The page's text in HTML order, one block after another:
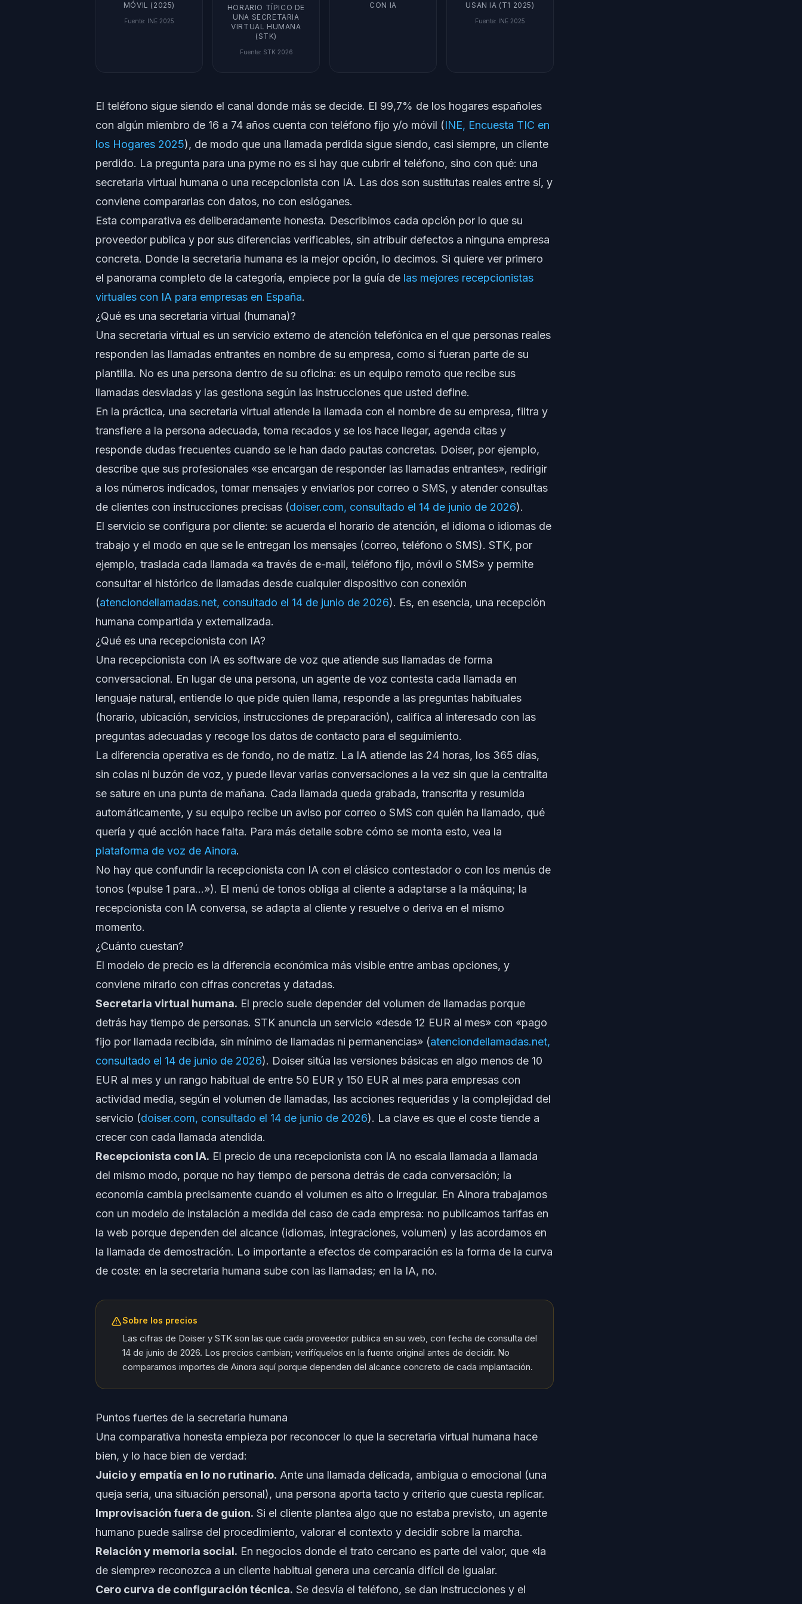
MÓVIL (2025)
Fuente: INE 2025
HORARIO TÍPICO DE
UNA SECRETARIA
VIRTUAL HUMANA
(STK)
Fuente: STK 2026
CON IA USAN IA (T1 2025)
Fuente: INE 2025
El teléfono sigue siendo el canal donde más se decide. El 99,7% de los hogares españoles
con algún miembro de 16 a 74 años cuenta con teléfono fijo y/o móvil (INE, Encuesta TIC en
los Hogares 2025), de modo que una llamada perdida sigue siendo, casi siempre, un cliente
perdido. La pregunta para una pyme no es si hay que cubrir el teléfono, sino con qué: una
secretaria virtual humana o una recepcionista con IA. Las dos son sustitutas reales entre sí, y
conviene compararlas con datos, no con eslóganes.
Esta comparativa es deliberadamente honesta. Describimos cada opción por lo que su
proveedor publica y por sus diferencias verificables, sin atribuir defectos a ninguna empresa
concreta. Donde la secretaria humana es la mejor opción, lo decimos. Si quiere ver primero
el panorama completo de la categoría, empiece por la guía de las mejores recepcionistas
virtuales con IA para empresas en España.
¿Qué es una secretaria virtual (humana)?
Una secretaria virtual es un servicio externo de atención telefónica en el que personas reales
responden las llamadas entrantes en nombre de su empresa, como si fueran parte de su
plantilla. No es una persona dentro de su oficina: es un equipo remoto que recibe sus
llamadas desviadas y las gestiona según las instrucciones que usted define.
En la práctica, una secretaria virtual atiende la llamada con el nombre de su empresa, filtra y
transfiere a la persona adecuada, toma recados y se los hace llegar, agenda citas y
responde dudas frecuentes cuando se le han dado pautas concretas. Doiser, por ejemplo,
describe que sus profesionales «se encargan de responder las llamadas entrantes», redirigir
a los números indicados, tomar mensajes y enviarlos por correo o SMS, y atender consultas
de clientes con instrucciones precisas (doiser.com, consultado el 14 de junio de 2026).
El servicio se configura por cliente: se acuerda el horario de atención, el idioma o idiomas de
trabajo y el modo en que se le entregan los mensajes (correo, teléfono o SMS). STK, por
ejemplo, traslada cada llamada «a través de e-mail, teléfono fijo, móvil o SMS» y permite
consultar el histórico de llamadas desde cualquier dispositivo con conexión
(atenciondellamadas.net, consultado el 14 de junio de 2026). Es, en esencia, una recepción
humana compartida y externalizada.
¿Qué es una recepcionista con IA?
Una recepcionista con IA es software de voz que atiende sus llamadas de forma
conversacional. En lugar de una persona, un agente de voz contesta cada llamada en
lenguaje natural, entiende lo que pide quien llama, responde a las preguntas habituales
(horario, ubicación, servicios, instrucciones de preparación), califica al interesado con las
preguntas adecuadas y recoge los datos de contacto para el seguimiento.
La diferencia operativa es de fondo, no de matiz. La IA atiende las 24 horas, los 365 días,
sin colas ni buzón de voz, y puede llevar varias conversaciones a la vez sin que la centralita
se sature en una punta de mañana. Cada llamada queda grabada, transcrita y resumida
automáticamente, y su equipo recibe un aviso por correo o SMS con quién ha llamado, qué
quería y qué acción hace falta. Para más detalle sobre cómo se monta esto, vea la
plataforma de voz de Ainora.
No hay que confundir la recepcionista con IA con el clásico contestador o con los menús de
tonos («pulse 1 para...»). El menú de tonos obliga al cliente a adaptarse a la máquina; la
recepcionista con IA conversa, se adapta al cliente y resuelve o deriva en el mismo
momento.
¿Cuánto cuestan?
El modelo de precio es la diferencia económica más visible entre ambas opciones, y
conviene mirarlo con cifras concretas y datadas.
Secretaria virtual humana. El precio suele depender del volumen de llamadas porque
detrás hay tiempo de personas. STK anuncia un servicio «desde 12 EUR al mes» con «pago
fijo por llamada recibida, sin mínimo de llamadas ni permanencias» (atenciondellamadas.net,
consultado el 14 de junio de 2026). Doiser sitúa las versiones básicas en algo menos de 10
EUR al mes y un rango habitual de entre 50 EUR y 150 EUR al mes para empresas con
actividad media, según el volumen de llamadas, las acciones requeridas y la complejidad del
servicio (doiser.com, consultado el 14 de junio de 2026). La clave es que el coste tiende a
crecer con cada llamada atendida.
Recepcionista con IA. El precio de una recepcionista con IA no escala llamada a llamada
del mismo modo, porque no hay tiempo de persona detrás de cada conversación; la
economía cambia precisamente cuando el volumen es alto o irregular. En Ainora trabajamos
con un modelo de instalación a medida del caso de cada empresa: no publicamos tarifas en
la web porque dependen del alcance (idiomas, integraciones, volumen) y las acordamos en
la llamada de demostración. Lo importante a efectos de comparación es la forma de la curva
de coste: en la secretaria humana sube con las llamadas; en la IA, no.
Sobre los precios
Las cifras de Doiser y STK son las que cada proveedor publica en su web, con fecha de consulta del
14 de junio de 2026. Los precios cambian; verifíquelos en la fuente original antes de decidir. No
comparamos importes de Ainora aquí porque dependen del alcance concreto de cada implantación.
Puntos fuertes de la secretaria humana
Una comparativa honesta empieza por reconocer lo que la secretaria virtual humana hace
bien, y lo hace bien de verdad:
Juicio y empatía en lo no rutinario. Ante una llamada delicada, ambigua o emocional (una
queja seria, una situación personal), una persona aporta tacto y criterio que cuesta replicar.
Improvisación fuera de guion. Si el cliente plantea algo que no estaba previsto, un agente
humano puede salirse del procedimiento, valorar el contexto y decidir sobre la marcha.
Relación y memoria social. En negocios donde el trato cercano es parte del valor, que «la
de siempre» reconozca a un cliente habitual genera una cercanía difícil de igualar.
Cero curva de configuración técnica. Se desvía el teléfono, se dan instrucciones y el